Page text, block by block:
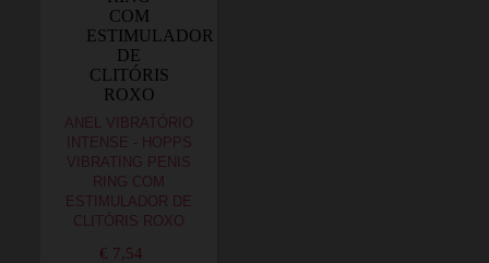
ANEL VIBRATÓRIO
INTENSE - HOPPS
VIBRATING PENIS
RING COM
ESTIMULADOR DE
CLITÓRIS ROXO
€ 7,54